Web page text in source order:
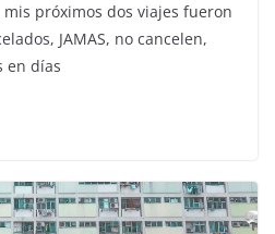
próximos dos viajes fueron
JAMAS, no cancelen,
en días